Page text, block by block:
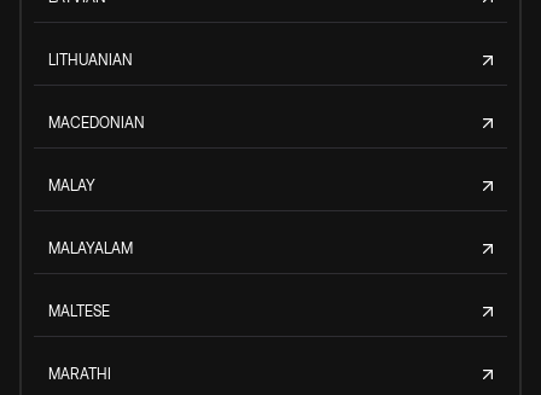
LITHUANIAN
MACEDONIAN
MALAY
MALAYALAM
MALTESE
MARATHI